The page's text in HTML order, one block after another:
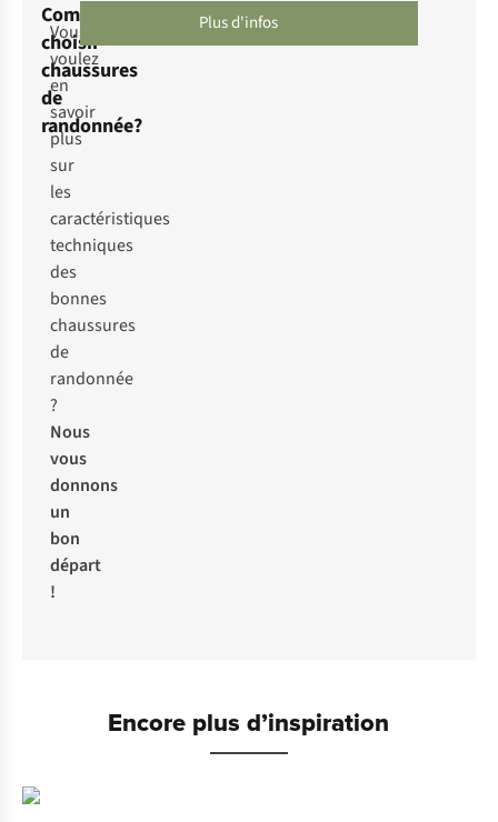
Comment
choisir
chaussures
de
randonnée?
Vous
voulez
en
savoir
plus
sur
les
caractéristiques
techniques
des
bonnes
chaussures
de
randonnée
?
Nous
vous
donnons
un
bon
départ
!
Plus d'infos
Encore plus d’inspiration